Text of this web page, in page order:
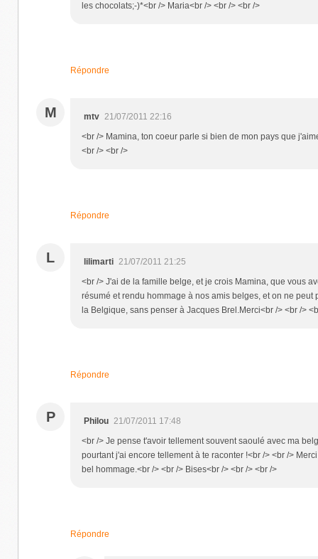
les chocolats;-)*<br /> Maria<br /> <br /> <br />
Répondre
M mtv 21/07/2011 22:16
<br /> Mamina, ton coeur parle si bien de mon pays que
<br /> <br />
Répondre
L lilimarti 21/07/2011 21:25
<br /> J'ai de la famille belge, et je crois Mamina, que vous
résumé et rendu hommage à nos amis belges, et on ne peut
la Belgique, sans penser à Jacques Brel.Merci<br /> <br />
Répondre
P Philou 21/07/2011 17:48
<br /> Je pense t'avoir tellement souvent saoulé avec ma
pourtant j'ai encore tellement à te raconter !<br /> <br />
bel hommage.<br /> <br /> Bises<br /> <br /> <br />
Répondre